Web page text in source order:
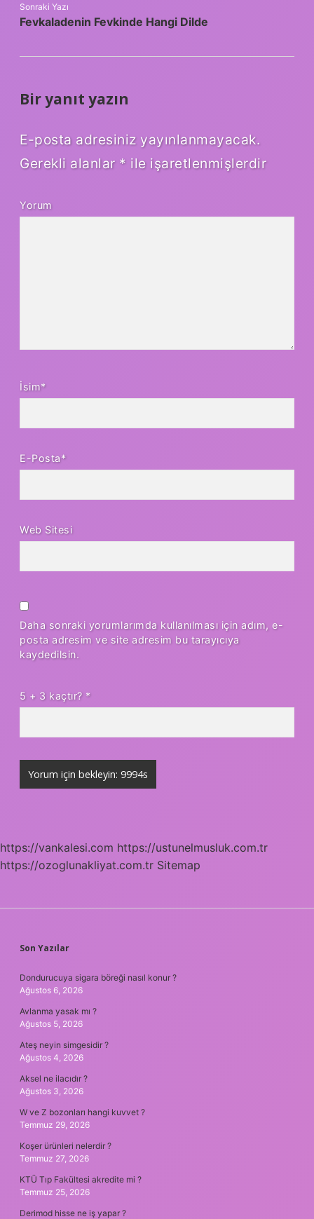
Sonraki Yazı
Fevkaladenin Fevkinde Hangi Dilde
Bir yanıt yazın
E-posta adresiniz yayınlanmayacak.
Gerekli alanlar * ile işaretlenmişlerdir
Yorum
İsim*
E-Posta*
Web Sitesi
Daha sonraki yorumlarımda kullanılması için adım, e-
posta adresim ve site adresim bu tarayıcıya
kaydedilsin.
5 + 3 kaçtır? *
https://vankalesi.com https://ustunelmusluk.com.tr
https://ozoglunakliyat.com.tr Sitemap
SIDEBAR
Son Yazılar
Dondurucuya sigara böreği nasıl konur ?
Ağustos 6, 2026
Avlanma yasak mı ?
Ağustos 5, 2026
Ateş neyin simgesidir ?
Ağustos 4, 2026
Aksel ne ilacıdır ?
Ağustos 3, 2026
W ve Z bozonları hangi kuvvet ?
Temmuz 29, 2026
Koşer ürünleri nelerdir ?
Temmuz 27, 2026
KTÜ Tıp Fakültesi akredite mi ?
Temmuz 25, 2026
Derimod hisse ne iş yapar ?